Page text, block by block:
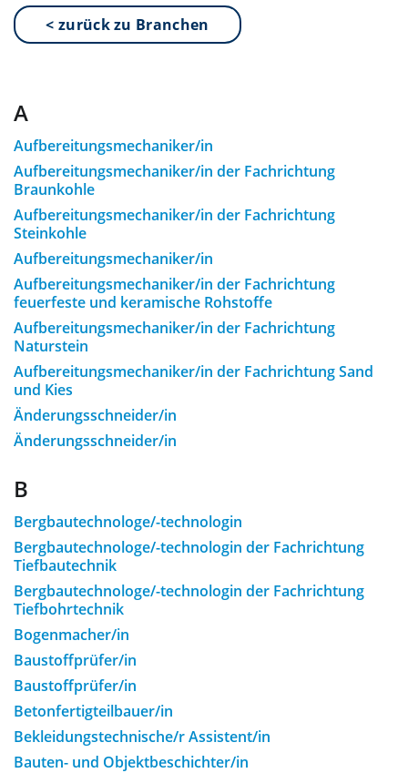
< zurück zu Branchen
A
Aufbereitungsmechaniker/in
Aufbereitungsmechaniker/in der Fachrichtung
Braunkohle
Aufbereitungsmechaniker/in der Fachrichtung
Steinkohle
Aufbereitungsmechaniker/in
Aufbereitungsmechaniker/in der Fachrichtung
feuerfeste und keramische Rohstoffe
Aufbereitungsmechaniker/in der Fachrichtung
Naturstein
Aufbereitungsmechaniker/in der Fachrichtung Sand
und Kies
Änderungsschneider/in
Änderungsschneider/in
B
Bergbautechnologe/-technologin
Bergbautechnologe/-technologin der Fachrichtung
Tiefbautechnik
Bergbautechnologe/-technologin der Fachrichtung
Tiefbohrtechnik
Bogenmacher/in
Baustoffprüfer/in
Baustoffprüfer/in
Betonfertigteilbauer/in
Bekleidungstechnische/r Assistent/in
Bauten- und Objektbeschichter/in